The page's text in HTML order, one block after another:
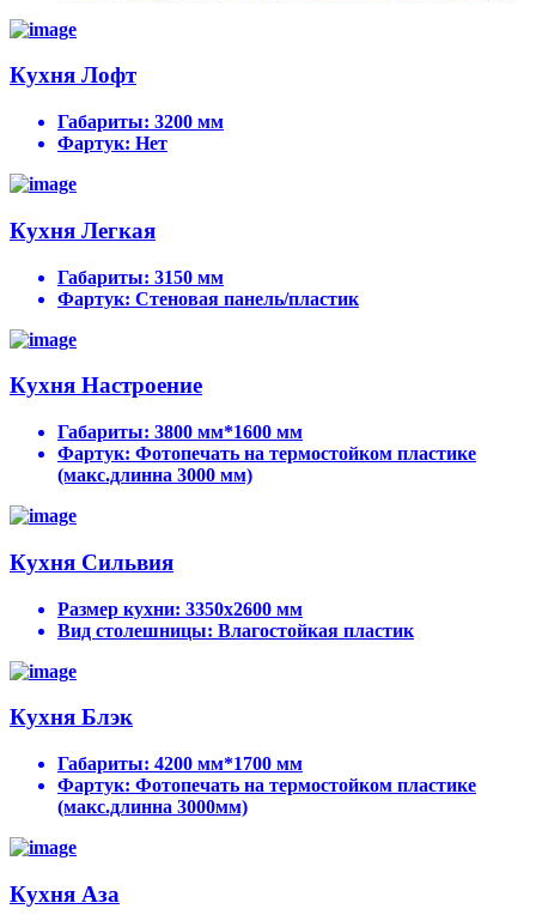
Кухня Лофт
Габариты: 3200 мм
Фартук: Нет
Кухня Легкая
Габариты: 3150 мм
Фартук: Стеновая панель/пластик
Кухня Настроение
Габариты: 3800 мм*1600 мм
Фартук: Фотопечать на термостойком пластике
(макс.длинна 3000 мм)
Кухня Сильвия
Размер кухни: 3350х2600 мм
Вид столешницы: Влагостойкая пластик
Кухня Блэк
Габариты: 4200 мм*1700 мм
Фартук: Фотопечать на термостойком пластике
(макс.длинна 3000мм)
Кухня Аза